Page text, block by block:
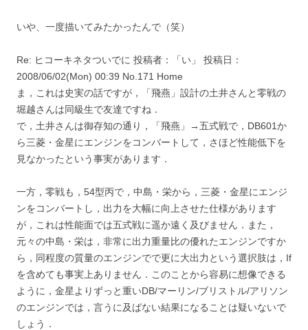
いや、一度描いてみたかったんで（笑）
Re: ヒコーキネタついでに 投稿者：「い」 投稿日：
2008/06/02(Mon) 00:39 No.171 Home
ま，これは史実の話ですが，「飛燕」設計の土井さんと零戦の
堀越さんは同級生で友達ですね．
で，土井さんは御存知の通り，「飛燕」→五式戦で，DB601か
ら三菱・金星にエンジンをコンバートして，さほど性能低下を
見なかったという事実があります．
一方，零戦も，54型丙で，中島・栄から，三菱・金星にエンジ
ンをコンバートし，出力を大幅に向上させた仕様があります
が，これは性能面では五式戦に遥か遠く及びません．また，
元々の中島・栄は，非常に出力重量比の優れたエンジンですか
ら，同程度の質量のエンジンでで更に大出力という選択肢は，If
を含めても事実上ありません．このことから容易に想像できる
ように，金星よりずっと重いDB/マーリン/ブリストル/アリソン
のエンジンでは，言うに及ばない結果になることは疑いないで
しょう．